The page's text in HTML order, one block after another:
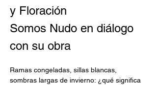
y Floración
Somos Nudo en diálogo
con su obra
Ramas congeladas, sillas blancas,
sombras largas de invierno: ¿qué significa